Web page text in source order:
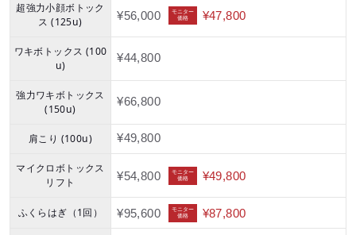
超強力小顔ボトック
ス (125u)
¥56,000
モニター
価格
¥47,800
ワキボトックス (100
u)
¥44,800
強力ワキボトックス
(150u)
¥66,800
肩こり (100u) ¥49,800
マイクロボトックス
リフト
¥54,800
モニター
価格
¥49,800
ふくらはぎ（1回） ¥95,600
モニター
価格
¥87,800